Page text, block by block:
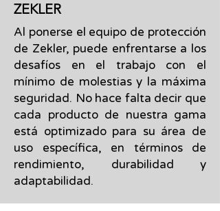
ZEKLER
Al ponerse el equipo de protección
de Zekler, puede enfrentarse a los
desafíos en el trabajo con el
mínimo de molestias y la máxima
seguridad. No hace falta decir que
cada producto de nuestra gama
está optimizado para su área de
uso específica, en términos de
rendimiento, durabilidad y
adaptabilidad.